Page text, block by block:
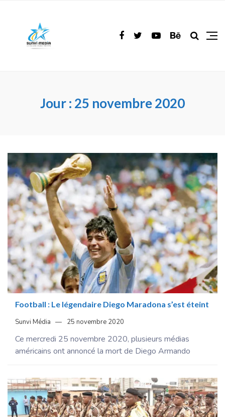
Jour : 25 novembre 2020
Football : Le légendaire Diego Maradona s’est éteint
Sunvi Média 25 novembre 2020
Ce mercredi 25 novembre 2020, plusieurs médias
américains ont annoncé la mort de Diego Armando